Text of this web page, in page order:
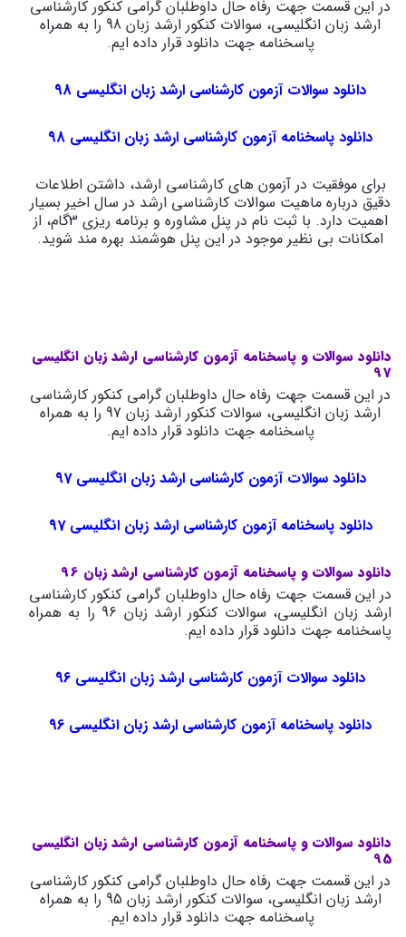
در این قسمت جهت رفاه حال داوطلبان گرامی کنکور کارشناسی
ارشد زبان انگلیسی، سوالات کنکور ارشد زبان 98 را به همراه
پاسخنامه جهت دانلود قرار داده ایم.
دانلود سوالات آزمون کارشناسی ارشد زبان انگلیسی 98
دانلود پاسخنامه آزمون کارشناسی ارشد زبان انگلیسی 98
برای موفقیت در آزمون های کارشناسی ارشد، داشتن اطلاعات
دقیق درباره ماهیت سوالات کارشناسی ارشد در سال اخیر بسیار
اهمیت دارد. با ثبت نام در پنل مشاوره و برنامه ریزی 3گام، از
امکانات بی نظیر موجود در این پنل هوشمند بهره مند شوید.
دانلود سوالات و پاسخنامه آزمون کارشناسی ارشد زبان انگلیسی
97
در این قسمت جهت رفاه حال داوطلبان گرامی کنکور کارشناسی
ارشد زبان انگلیسی، سوالات کنکور ارشد زبان 97 را به همراه
پاسخنامه جهت دانلود قرار داده ایم.
دانلود سوالات آزمون کارشناسی ارشد زبان انگلیسی 97
دانلود پاسخنامه آزمون کارشناسی ارشد زبان انگلیسی 97
دانلود سوالات و پاسخنامه آزمون کارشناسی ارشد زبان 96
در این قسمت جهت رفاه حال داوطلبان گرامی کنکور کارشناسی
ارشد زبان انگلیسی، سوالات کنکور ارشد زبان 96 را به همراه
پاسخنامه جهت دانلود قرار داده ایم.
دانلود سوالات آزمون کارشناسی ارشد زبان انگلیسی
دانلود پاسخنامه آزمون کارشناسی ارشد زبان انگلیسی 96
دانلود سوالات و پاسخنامه آزمون کارشناسی ارشد زبان انگلیسی
95
در این قسمت جهت رفاه حال داوطلبان گرامی کنکور کارشناسی
ارشد زبان انگلیسی، سوالات کنکور ارشد زبان 95 را به همراه
پاسخنامه جهت دانلود قرار داده ایم.